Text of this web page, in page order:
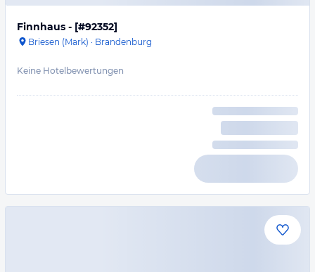
Finnhaus - [#92352]
Briesen (Mark) · Brandenburg
Keine Hotelbewertungen